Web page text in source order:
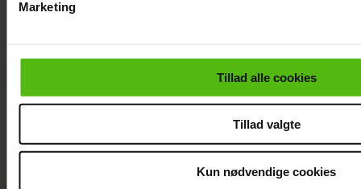
cookiepolitik.
Marketing
Tillad alle cookies
Tillad valgte
Kun nødvendige cookies
Szhirley fortæller om skelsættende
oplevelse: Blev splittet fra sin far